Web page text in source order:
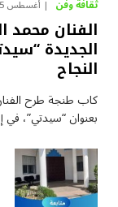
ثقافة وفن أغسطس 5, 2026
الفنان محمد
الجديدة
النجاح
كاب طنجة طرح
بعنوان “سيدتي”،